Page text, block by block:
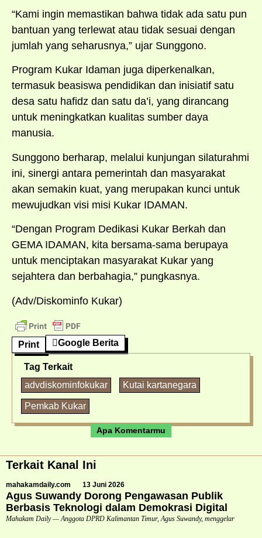
“Kami ingin memastikan bahwa tidak ada satu pun
bantuan yang terlewat atau tidak sesuai dengan
jumlah yang seharusnya,” ujar Sunggono.
Program Kukar Idaman juga diperkenalkan,
termasuk beasiswa pendidikan dan inisiatif satu
desa satu hafidz dan satu da’i, yang dirancang
untuk meningkatkan kualitas sumber daya
manusia.
Sunggono berharap, melalui kunjungan silaturahmi
ini, sinergi antara pemerintah dan masyarakat
akan semakin kuat, yang merupakan kunci untuk
mewujudkan visi misi Kukar IDAMAN.
“Dengan Program Dedikasi Kukar Berkah dan
GEMA IDAMAN, kita bersama-sama berupaya
untuk menciptakan masyarakat Kukar yang
sejahtera dan berbahagia,” pungkasnya.
(Adv/Diskominfo Kukar)
Print Google Berita
Tag Terkait
advdiskominfokukar
Kutai kartanegara
Pemkab Kukar
Apa Komentarmu
Terkait Kanal Ini
mahakamdaily.com 13 Juni 2026
Agus Suwandy Dorong Pengawasan Publik
Berbasis Teknologi dalam Demokrasi Digital
Mahakam Daily — Anggota DPRD Kalimantan Timur, Agus Suwandy, menggelar